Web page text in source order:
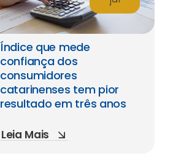
Índice que mede
confiança dos
consumidores
catarinenses tem pior
resultado em três anos
Leia Mais